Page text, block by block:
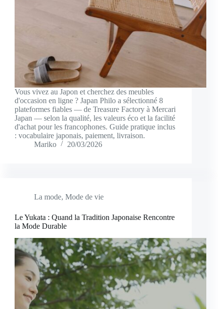
Vous vivez au Japon et cherchez des meubles
d'occasion en ligne ? Japan Philo a sélectionné 8
plateformes fiables — de Treasure Factory à Mercari
Japan — selon la qualité, les valeurs éco et la facilité
d'achat pour les francophones. Guide pratique inclus
: vocabulaire japonais, paiement, livraison.
Mariko
20/03/2026
La mode, Mode de vie
Le Yukata : Quand la Tradition Japonaise Rencontre
la Mode Durable